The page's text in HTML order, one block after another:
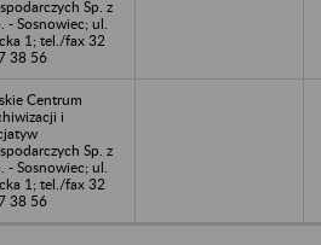
Sp. z
- Sosnowiec; ul.
1; tel./fax 32
38 56
Centrum
i
Sp. z
- Sosnowiec; ul.
1; tel./fax 32
38 56